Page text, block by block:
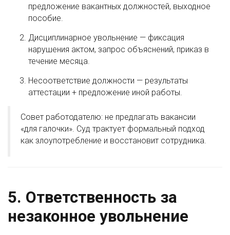
предложение вакантных должностей, выходное
пособие.
Дисциплинарное увольнение — фиксация
нарушения актом, запрос объяснений, приказ в
течение месяца.
Несоответствие должности — результаты
аттестации + предложение иной работы.
Совет работодателю: не предлагать вакансии
«для галочки». Суд трактует формальный подход
как злоупотребление и восстановит сотрудника.
5. Ответственность за
незаконное увольнение